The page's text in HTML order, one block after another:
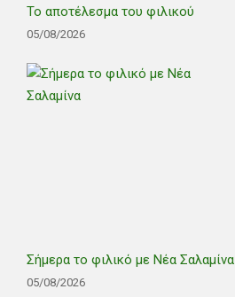
Το αποτέλεσμα του φιλικού
05/08/2026
Σήμερα το φιλικό με Νέα Σαλαμίνα
05/08/2026